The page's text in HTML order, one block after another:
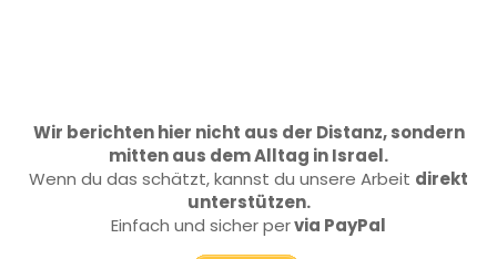
Wir berichten hier nicht aus der Distanz, sondern
mitten aus dem Alltag in Israel.
Wenn du das schätzt, kannst du unsere Arbeit direkt
unterstützen.
Einfach und sicher pervia PayPal